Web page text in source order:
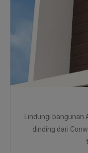
Lindungi
dinding dari